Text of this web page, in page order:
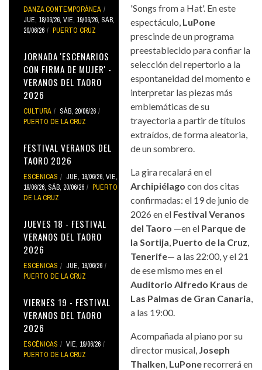
DANZA CONTEMPORÁNEA
JUE, 18/06/26, VIE, 19/06/26, SÁB,
20/06/26
PUERTO CRUZ
JORNADA 'ESCENARIOS
CON FIRMA DE MUJER' -
VERANOS DEL TAORO
2026
CULTURA
SÁB, 20/06/26
PUERTO DE LA CRUZ
FESTIVAL VERANOS DEL
TAORO 2026
ESCÉNICAS JUE, 18/06/26, VIE,
19/06/26, SÁB, 20/06/26
PUERTO
DE LA CRUZ
JUEVES 18 - FESTIVAL
VERANOS DEL TAORO
2026
ESCÉNICAS
JUE, 18/06/26
PUERTO DE LA CRUZ
VIERNES 19 - FESTIVAL
VERANOS DEL TAORO
2026
ESCÉNICAS
VIE, 19/06/26
PUERTO DE LA CRUZ
'Songs from a Hat'. En este
espectáculo, LuPone
prescinde de un programa
preestablecido para confiar la
selección del repertorio a la
espontaneidad del momento e
interpretar las piezas más
emblemáticas de su
trayectoria a partir de títulos
extraídos, de forma aleatoria,
de un sombrero.
La gira recalará en el
Archipiélago con dos citas
confirmadas: el 19 de junio de
2026 en el Festival Veranos
del Taoro —en el Parque de
la Sortija, Puerto de la Cruz,
Tenerife— a las 22:00, y el 21
de ese mismo mes en el
Auditorio Alfredo Kraus de
Las Palmas de Gran Canaria,
a las 19:00.
Acompañada al piano por su
director musical, Joseph
Thalken, LuPonerecorrerá en